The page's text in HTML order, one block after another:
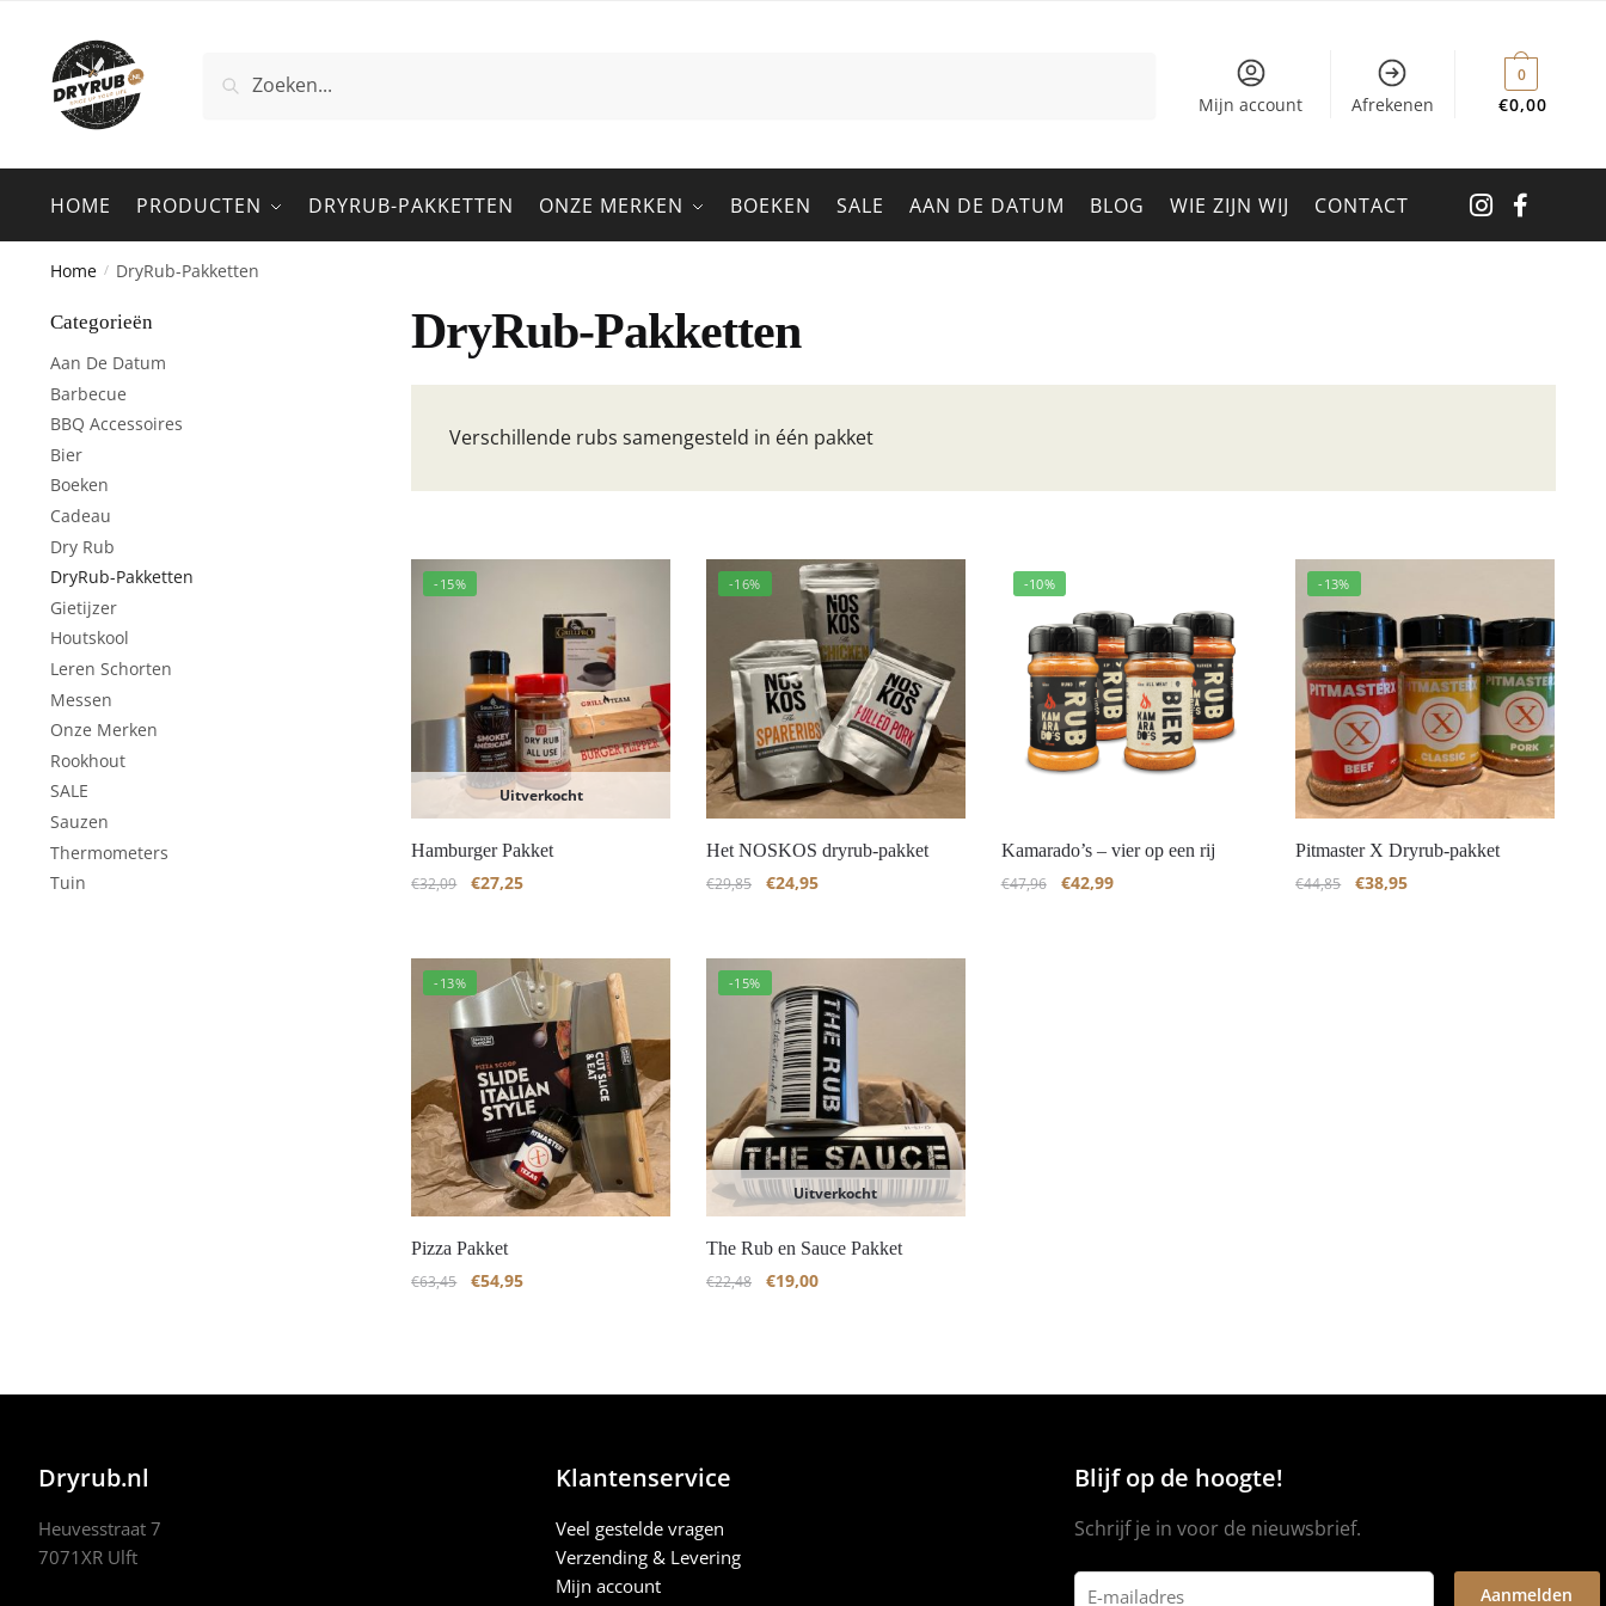
Zoeken
Mijn account Afrekenen €0,00
0
HOME PRODUCTEN DRYRUB-PAKKETTEN ONZE MERKEN BOEKEN SALE AAN DE DATUM BLOG WIE ZIJN WIJ CONTACT
Home / DryRub-Pakketten
DryRub-Pakketten
Verschillende rubs samengesteld in één pakket
-15%
Uitverkocht
Hamburger Pakket
€32,09 €27,25
-16%
Het NOSKOS dryrub-pakket
€29,85 €24,95
-10%
Kamarado’s – vier op een rij
€47,96 €42,99
-13%
Pitmaster X Dryrub-pakket
€44,85 €38,95
-13%
Pizza Pakket
€63,45 €54,95
-15%
Uitverkocht
The Rub en Sauce Pakket
€22,48 €19,00
Categorieën
Aan De Datum
Barbecue
BBQ Accessoires
Bier
Boeken
Cadeau
Dry Rub
DryRub-Pakketten
Gietijzer
Houtskool
Leren Schorten
Messen
Onze Merken
Rookhout
SALE
Sauzen
Thermometers
Tuin
Dryrub.nl
Heuvesstraat 7
7071XR Ulft
Klantenservice
Veel gestelde vragen
Verzending & Levering
Mijn account
Blijf op de hoogte!
Schrijf je in voor de nieuwsbrief.